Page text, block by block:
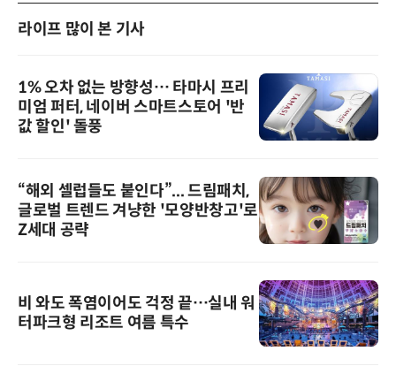
라이프 많이 본 기사
1% 오차 없는 방향성… 타마시 프리
미엄 퍼터, 네이버 스마트스토어 '반
값 할인' 돌풍
“해외 셀럽들도 붙인다”... 드림패치,
글로벌 트렌드 겨냥한 '모양반창고'로
Z세대 공략
비 와도 폭염이어도 걱정 끝…실내 워
터파크형 리조트 여름 특수